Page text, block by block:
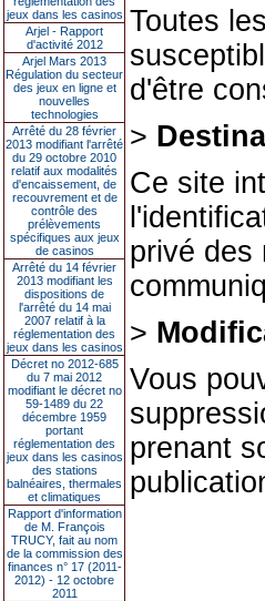
jeux dans les casinos
Arjel - Rapport
d'activité 2012
Arjel Mars 2013
Régulation du secteur
des jeux en ligne et
nouvelles
technologies
Arrêté du 28 février
2013 modifiant l'arrêté
du 29 octobre 2010
relatif aux modalités
d'encaissement, de
recouvrement et de
contrôle des
prélèvements
spécifiques aux jeux
de casinos
Arrêté du 14 février
2013 modifiant les
dispositions de
l'arrêté du 14 mai
2007 relatif à la
réglementation des
jeux dans les casinos
Décret no 2012-685
du 7 mai 2012
modifiant le décret no
59-1489 du 22
décembre 1959
portant
réglementation des
jeux dans les casinos
des stations
balnéaires, thermales
et climatiques
Rapport d'information
de M. François
TRUCY, fait au nom
de la commission des
finances n° 17 (2011-
2012) - 12 octobre
2011
Toutes
d'être
>
Ce site
privé des
>
Vous
prenant